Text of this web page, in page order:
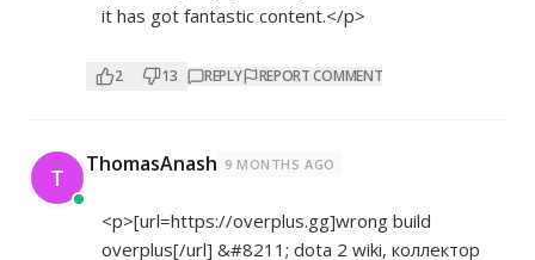
it has got fantastic content.</p>
2 13 REPLY REPORT COMMENT
T ThomasAnash 9 MONTHS AGO
<p>[url=https://overplus.gg]wrong build
overplus[/url] &#8211; dota 2 wiki, коллектор